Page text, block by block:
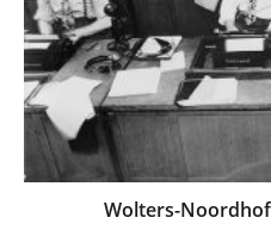
Wolters-